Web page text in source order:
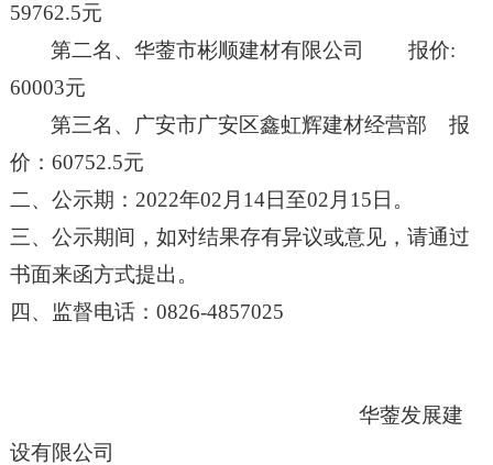
59762.5元
第二名、 华蓥市彬顺建材有限公司 报价:
60003元
第三名、 广安市广安区鑫虹辉建材经营部
报
价： 60752.5元
二、公示期： 2022年02 月 14日至02 月 15 日。
三、公示期间，如对结果存有异议或意见，请通过
书面来函方式提出。
四、监督电话： 0826-4857025
华蓥发展建
设有限公司